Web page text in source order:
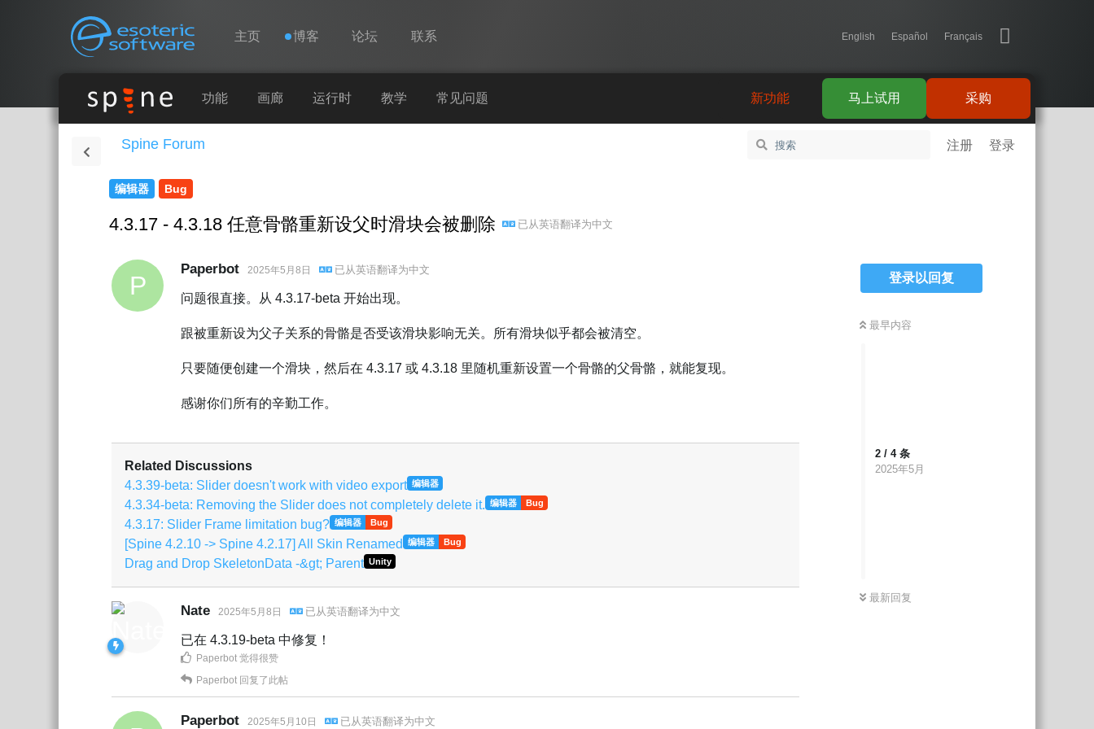
Esoteric Software
导航 主页 博客 论坛 联系 English Español Français
Spine
教学
采购
功能 画廊 运行时 教学 常见问题 采购
马上试用
新功能
Spine Forum 注册 登录
编辑器 Bug
4.3.17 - 4.3.18 任意骨骼重新设父时滑块会被删除 已从英语翻译为中文
登录以回复
最早内容
2 / 4条
2025年5月
最新回复
P
Paperbot 2025年5月8日 已从英语翻译为中文
问题很直接。从 4.3.17-beta 开始出现。
跟被重新设为父子关系的骨骼是否受该滑块影响无关。所有滑块似乎都会被清空。
只要随便创建一个滑块，然后在 4.3.17 或 4.3.18 里随机重新设置一个骨骼的父骨骼，就能复现。
感谢你们所有的辛勤工作。
Related Discussions
4.3.39-beta: Slider doesn't work with video export 编辑器
4.3.34-beta: Removing the Slider does not completely delete it. 编辑器 Bug
4.3.17: Slider Frame limitation bug? 编辑器 Bug
[Spine 4.2.10 -> Spine 4.2.17] All Skin Renamed 编辑器 Bug
Drag and Drop SkeletonData -&gt; Parent Unity
Nate 2025年5月8日 已从英语翻译为中文
已在 4.3.19-beta 中修复！
Paperbot 觉得很赞
Paperbot 回复了此帖
Paperbot 2025年5月10日 已从英语翻译为中文